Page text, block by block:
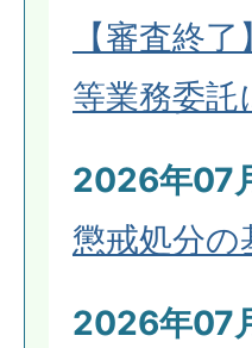
【審査終
等業務委
2026年07
懲戒処分の
2026年07